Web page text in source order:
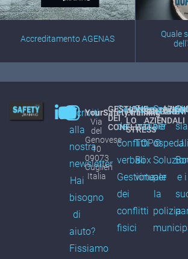
Accreditamento AGENAS
Quale
Iscriviti
alla
nostra
newsletter
Hai
bisogno
di
aiuto?
Fissiamo
YourSafety.training
Via
del
Genovese,
10
09073
Cuglieri
Italia
GESTIONE
DEI
CONFLITTI
Gestione
dei
conflitti
verbali
Gestione
dei
conflitti
fisici
AFFRONTARE
LO
STRESS
Formazione
iniziale
TOP©
Box
virtuale
SOLUZIONI
AZIENDALI
per
ospedali
per
la
polizia
J.
e i